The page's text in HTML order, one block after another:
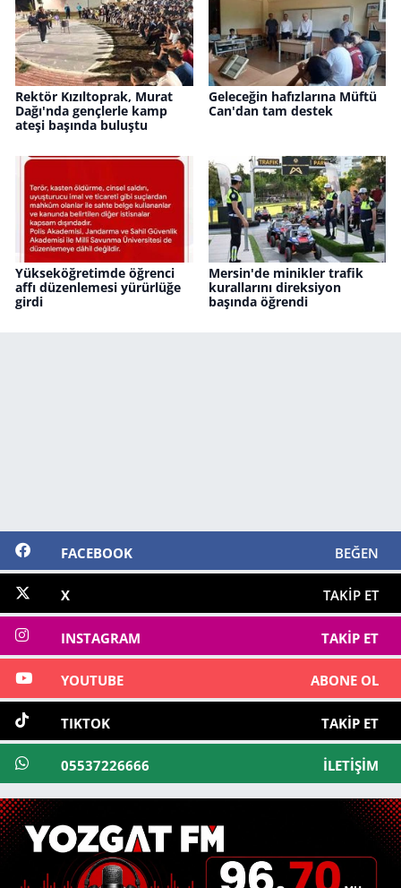
Rektör Kızıltoprak, Murat
Dağı'nda gençlerle kamp
ateşi başında buluştu
Geleceğin hafızlarına Müftü
Can'dan tam destek
Yükseköğretimde öğrenci
affı düzenlemesi yürürlüğe
girdi
Mersin'de minikler trafik
kurallarını direksiyon
başında öğrendi
FACEBOOK BEĞEN
X TAKIP ET
INSTAGRAM TAKIP ET
YOUTUBE ABONE OL
TIKTOK TAKIP ET
05537226666 İLETIŞIM